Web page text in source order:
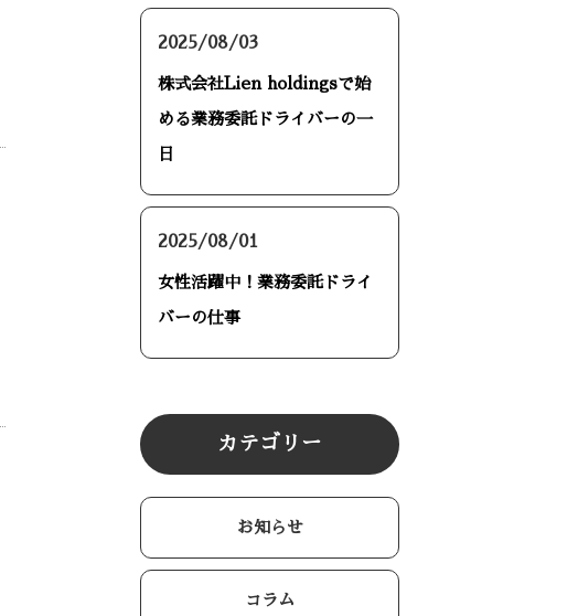
2025/08/03
株式会社Lien holdingsで始
める業務委託ドライバーの一
日
2025/08/01
女性活躍中！業務委託ドライ
バーの仕事
カテゴリー
お知らせ
コラム